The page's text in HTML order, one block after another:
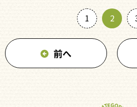
1 2
前へ